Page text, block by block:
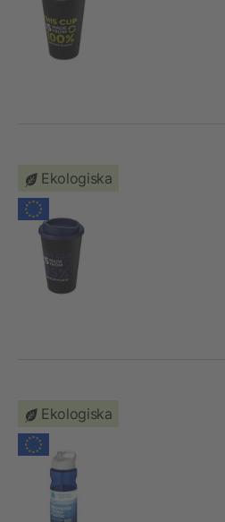
Ekologiska
Ekologiska